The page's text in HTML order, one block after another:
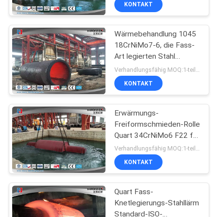
QUALITÄTSKONTROLLE
SITEMAP
PRIVACY
POLICY
Schmiederohling
des Gangs
17
geschmiedete
Stahlflansche
26
KONTAKT
Wärmebehandlung 1045
18CrNiMo7-6, die Fass-
Art legierten Stahl
schmiedender Quart
9000MM schmiedet
KONTAKT
Erwärmungs-
Freiformschmieden-Rolle
Quart 34CrNiMo6 F22 für
Schruppen
Verhandlungsfähig MOQ:1-teilig
KONTAKT
Quart Fass-
Knetlegierungs-Stahllärm
Standard-ISO-